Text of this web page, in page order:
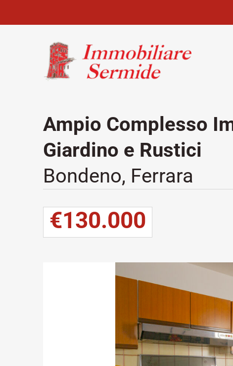
Ampio Complesso
Giardino e Rustici
Bondeno, Ferrara
€130.000